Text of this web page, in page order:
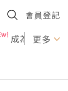
會員登記
成為U更多